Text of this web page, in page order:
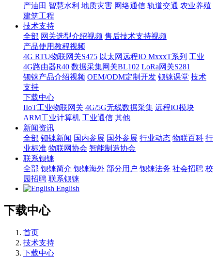
产油田 智慧水利 地质灾害 网络通信 轨道交通 农业养殖
建筑工程
技术支持
全部 网关选型介绍视频 售后技术支持视频
产品使用教程视频
4G RTU物联网关S475 以太网远程IO MxxxT系列 工业
4G路由器R40 数据采集网关BL102 LoRa网关S281
钡铼产品介绍视频 OEM/ODM定制开发 钡铼课堂 技术
支持
下载中心
IIoT工业物联网关 4G/5G无线数据采集 远程IO模块
ARM工业计算机 工业通信 其他
新闻资讯
全部 钡铼新闻 国内参展 国外参展 行业动态 物联百科 行
业标准 物联网协会 智能制造协会
联系钡铼
全部 钡铼简介 钡铼海外 部分用户 钡铼法务 社会招聘 校
园招聘 联系钡铼
English
下载中心
首页
技术支持
下载中心